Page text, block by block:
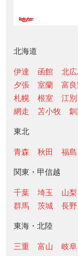
北海道
伊達 函館 北
夕張
室蘭 富
札幌
根室 江別
網走
苫小牧
東北
青森 秋田 福島
関東・甲信越
千葉 埼玉 山梨
群馬
茨城 長野
東海・北陸
三重 富山 岐阜